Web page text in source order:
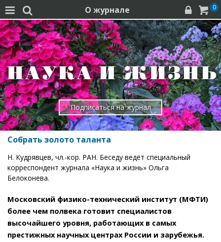
  О журнале   0
Подписаться на журнал
Собрать золото таланта
Н. Кудрявцев, чл.-кор. РАН. Беседу ведёт специальный
корреспондент журнала «Наука и жизнь» Ольга
Белоконева.
Московский физико-технический институт (МФТИ)
более чем полвека готовит специалистов
высочайшего уровня, работающих в самых
престижных научных центрах России и зарубежья.